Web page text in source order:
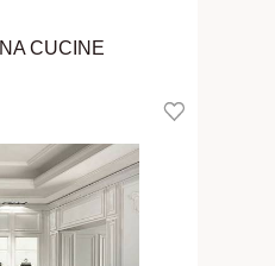
CUCINE